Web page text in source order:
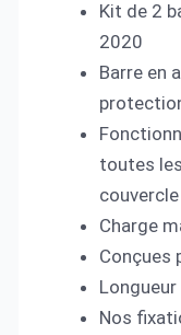
Kit de 2
2020
Barre en
toutes
Charge
Conçues
Nos